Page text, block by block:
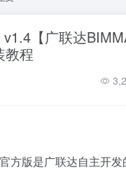
【广联达
教程
官方版是广联达自主开